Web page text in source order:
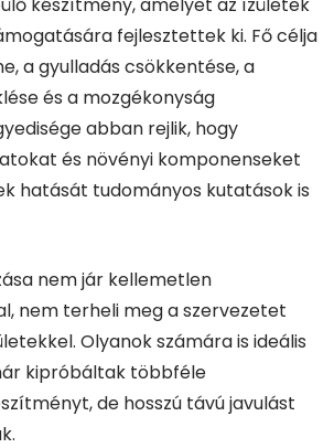
fejlesztettek ki. Fő célja
a gyulladás csökkentése, a
és a mozgékonyság
abban rejlik, hogy
és növényi komponenseket
hatását tudományos kutatások is
nem jár kellemetlen
nem terheli meg a szervezetet
Olyanok számára is ideális
kipróbáltak többféle
de hosszú távú javulást